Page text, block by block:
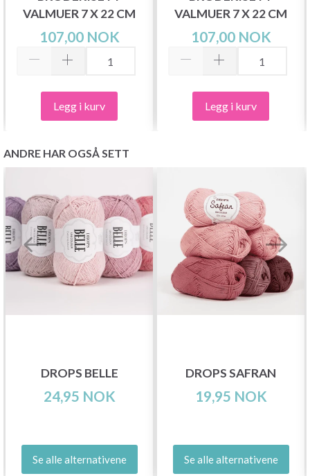
VALMUER 7 X 22 CM
107,00 NOK
Legg i kurv
VALMUER 7 X 22 CM
107,00 NOK
Legg i kurv
ANDRE HAR OGSÅ SETT
DROPS BELLE
24,95 NOK
Se alle alternativene
DROPS SAFRAN
19,95 NOK
Se alle alternativene